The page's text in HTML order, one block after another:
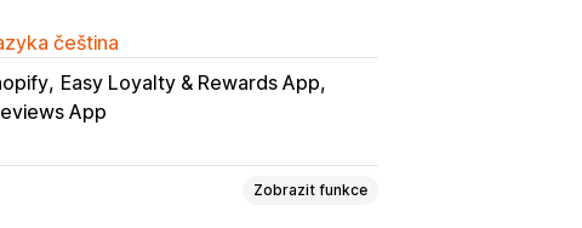
čeština
Easy Loyalty & Rewards App
App
Zobrazit funkce